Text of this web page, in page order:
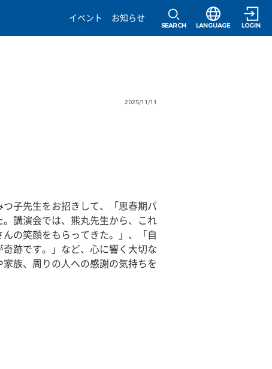
イベント
お知らせ
SEARCH
選択すると言語
LANGUAGE LOGIN
2025/11/11
子先生をお招きして、「思春期バ
講演会では、熊丸先生から、これ
の笑顔をもらってきた。」、「自
跡です。」など、心に響く大切な
族、周りの人への感謝の気持ちを